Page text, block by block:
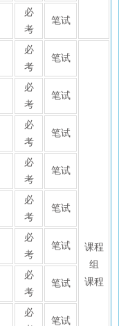
必
考
笔试
必
考
笔试
课程
组
课程
必
考
笔试
必
考
笔试
必
考
笔试
必
考
笔试
必
考
笔试
必
考
笔试
必
笔试